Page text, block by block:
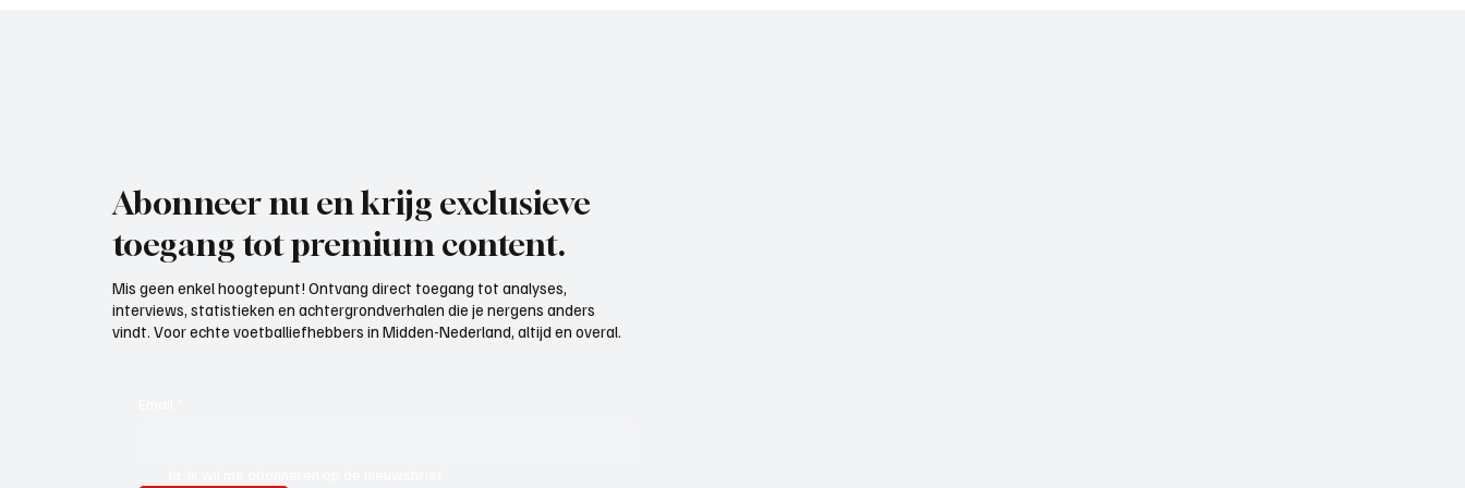
Abonneer nu en krijg exclusieve
toegang tot premium content.
Mis geen enkel hoogtepunt! Ontvang direct toegang tot analyses,
interviews, statistieken en achtergrondverhalen die je nergens anders
vindt. Voor echte voetballiefhebbers in Midden-Nederland, altijd en overal.